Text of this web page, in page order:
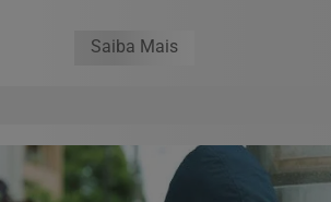
Saiba Mais